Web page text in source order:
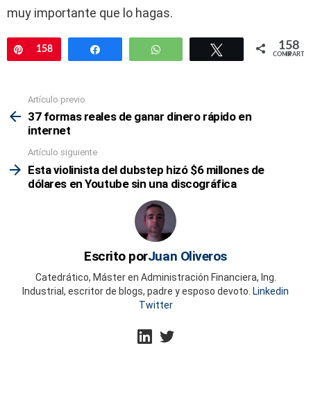
muy importante que lo hagas.
Pin
158 Compartir WhatsApp Twittear 158
COMPARTIR
más
Artículo previo
37 formas reales de ganar dinero rápido en
internet
Artículo siguiente
Esta violinista del dubstep hizó $6 millones de
dólares en Youtube sin una discográfica
Escrito porJuan Oliveros
Catedrático, Máster en Administración Financiera, Ing.
Industrial, escritor de blogs, padre y esposo devoto. Linkedin
Twitter
linkedin